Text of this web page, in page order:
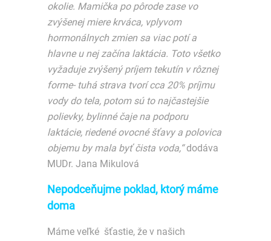
okolie. Mamička po pôrode zase vo
zvýšenej miere krváca, vplyvom
hormonálnych zmien sa viac potí a
hlavne u nej začína laktácia. Toto všetko
vyžaduje zvýšený príjem tekutín v rôznej
forme- tuhá strava tvorí cca 20% príjmu
vody do tela, potom sú to najčastejšie
polievky, bylinné čaje na podporu
laktácie, riedené ovocné šťavy a polovica
objemu by mala byť čista voda,“dodáva
MUDr. Jana Mikulová
Nepodceňujme poklad, ktorý máme
doma
Máme veľké šťastie, že v našich